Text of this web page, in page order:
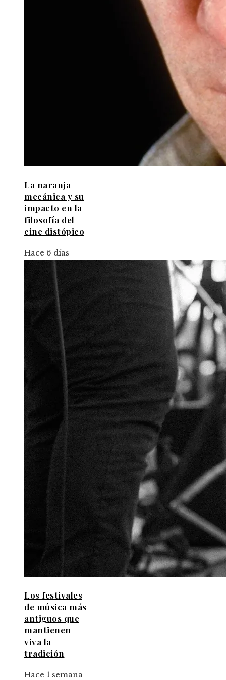
La naranja
mecánica y su
impacto en la
filosofía del
cine distópico
Hace 6 días
Los festivales
de música más
antiguos que
mantienen
viva la
tradición
Hace 1 semana